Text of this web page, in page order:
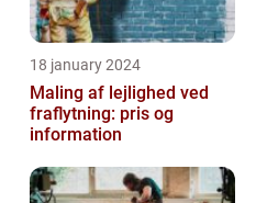
18 january 2024
Maling af lejlighed ved
fraflytning: pris og
information